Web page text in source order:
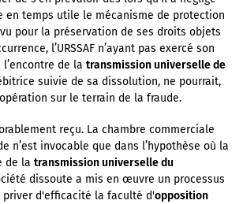
en temps utile le mécanisme de protection
pour la préservation de ses droits objets
l’URSSAF n’ayant pas exercé son
l’encontre de la transmission universelle de
suivie de sa dissolution, ne pourrait,
sur le terrain de la fraude.
reçu. La chambre commerciale
n’est invocable que dans l’hypothèse où la
de la transmission universelle du
dissoute a mis en œuvre un processus
priver d'efficacité la faculté d'opposition